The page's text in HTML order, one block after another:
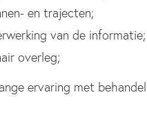
en trajecten;
van de informatie;
overleg;
ervaring met